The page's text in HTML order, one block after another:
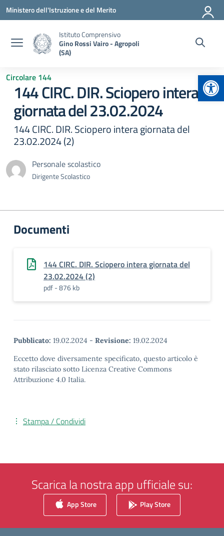
Vai ai contenuti
Vai al menu di navigazione
Vai al footer
Ministero dell'Istruzione e del Merito
Istituto Comprensivo
Gino Rossi Vairo - Agropoli
(SA)
Circolare 144
144 CIRC. DIR. Sciopero intera
giornata del 23.02.2024
144 CIRC. DIR. Sciopero intera giornata del
23.02.2024 (2)
Personale scolastico
Dirigente Scolastico
Documenti
144 CIRC. DIR. Sciopero intera giornata del
23.02.2024 (2)
pdf - 876 kb
Pubblicato: 19.02.2024 - Revisione: 19.02.2024
Eccetto dove diversamente specificato, questo articolo è
stato rilasciato sotto Licenza Creative Commons
Attribuzione 4.0 Italia.
Stampa / Condividi
Scarica la nostra app ufficiale su:
App Store Play Store